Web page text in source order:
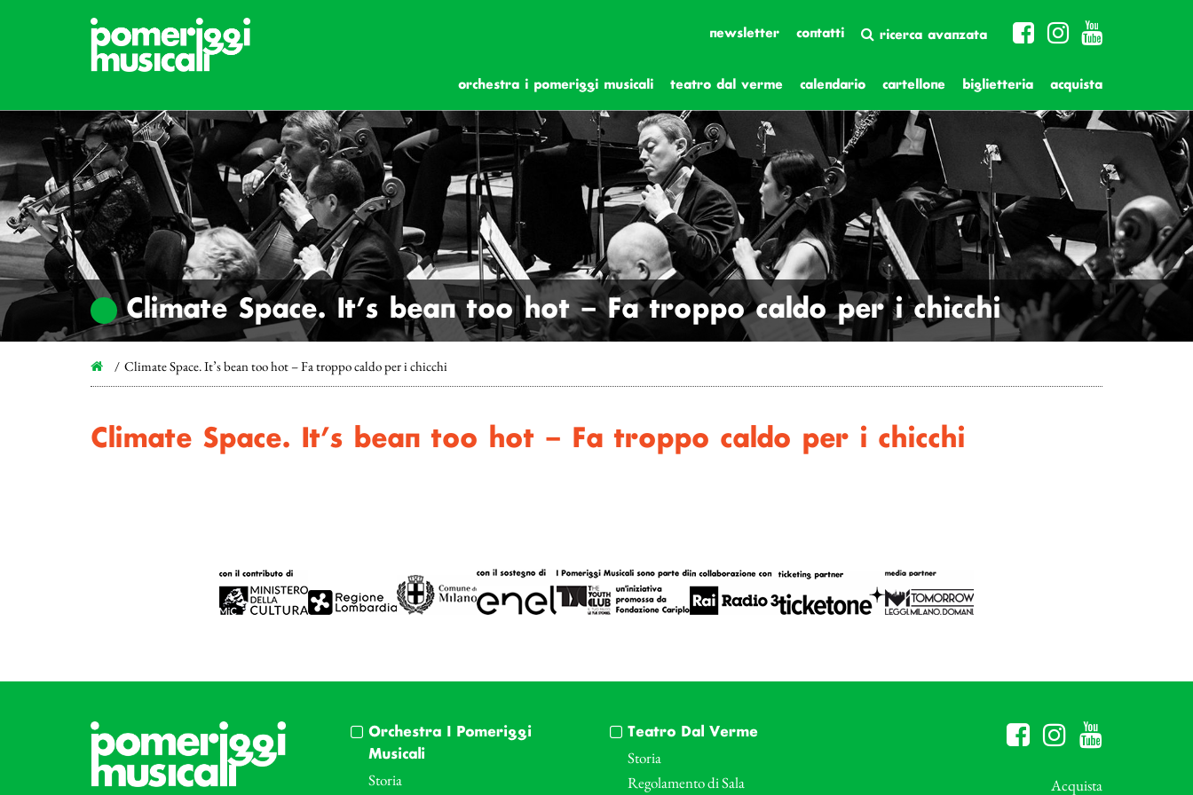
newsletter contatti ricerca avanzata
orchestra i pomeriggi musicali teatro dal verme calendario cartellone biglietteria acquista
Climate Space. It’s bean too hot – Fa troppo caldo per i chicchi
Climate Space. It’s bean too hot – Fa troppo caldo per i chicchi
Climate Space. It’s bean too hot – Fa troppo caldo per i chicchi
Orchestra I Pomeriggi
Musicali
Storia
Teatro Dal Verme
Storia
Regolamento di Sala
Acquista